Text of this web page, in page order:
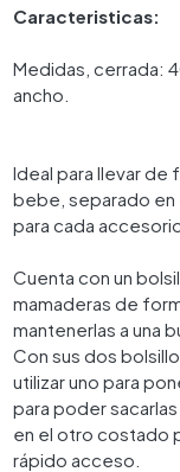
Caracteristicas:
Medidas, cerrada:
ancho.
Ideal para llevar
bebe, separado
para cada
Cuenta con un
mamaderas de
mantenerlas a una
Con sus dos
utilizar uno para
para poder
en el otro costado
rápido acceso.